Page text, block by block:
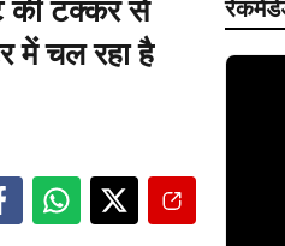
की टक्कर से
में चल रहा है